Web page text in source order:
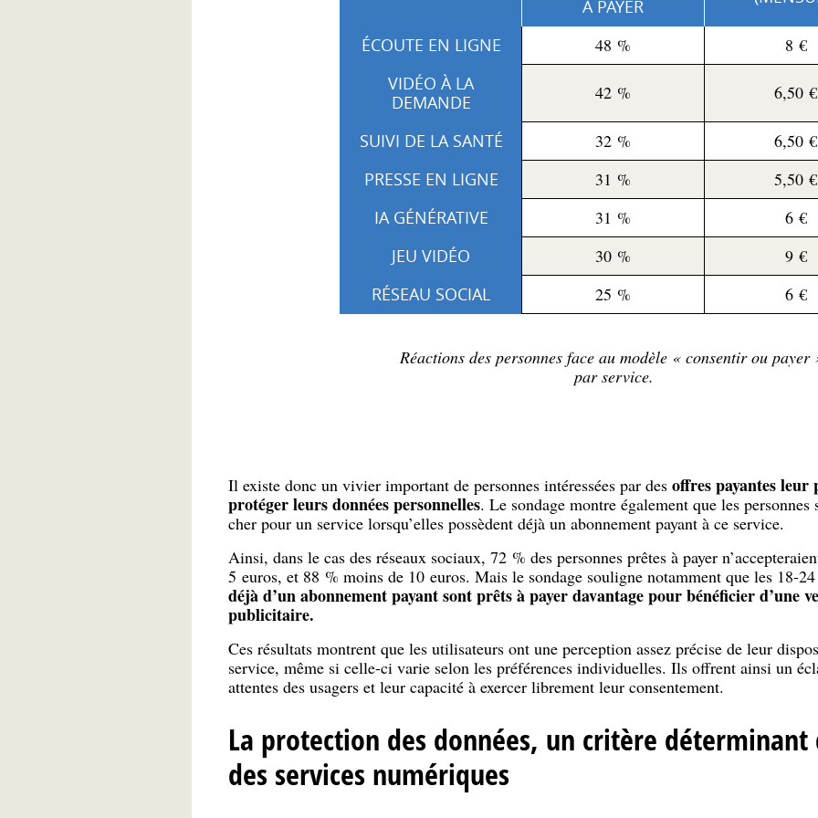
Réactions des personnes face au modèle « consentir ou payer
par service.
À PAYER
ÉCOUTE EN LIGNE 48 %
8 €
VIDÉO À LA
DEMANDE
42 % 6,50 €
SUIVI DE LA SANTÉ 32 %
6,50 €
PRESSE EN LIGNE
31 %
5,50 €
IA GÉNÉRATIVE
31 %
6 €
JEU VIDÉO
30 %
9 €
RÉSEAU SOCIAL
25 % 6 €
Il existe donc un vivier important de personnes intéressées par des offres payantes
protéger leurs données personnelles. Le sondage montre également que les personnes
cher pour un service lorsqu’elles possèdent déjà un abonnement payant à ce service.
Ainsi, dans le cas des réseaux sociaux, 72 % des personnes prêtes à payer
5 euros, et 88 % moins de 10 euros. Mais le sondage souligne notamment que les 18-
déjà d’un abonnement payant sont prêts à payer davantage pour bénéficier d’une
publicitaire.
Ces résultats montrent que les utilisateurs ont une perception assez précise de leur
service, même si celle-ci varie selon les préférences individuelles. Ils offrent ainsi un
attentes des usagers et leur capacité à exercer librement leur consentement.
La protection des données, un critère déterminant
des services numériques